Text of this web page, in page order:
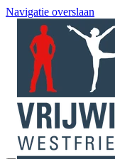
Navigatie overslaan